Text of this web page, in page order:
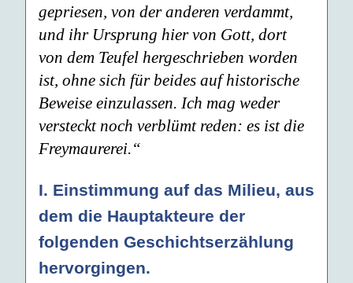
gepriesen, von der anderen verdammt,
und ihr Ursprung hier von Gott, dort
von dem Teufel hergeschrieben worden
ist, ohne sich für beides auf historische
Beweise einzulassen. Ich mag weder
versteckt noch verblümt reden: es ist die
Freymaurerei.“
I. Einstimmung auf das Milieu, aus
dem die Hauptakteure der
folgenden Geschichtserzählung
hervorgingen.